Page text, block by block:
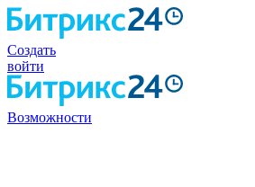
Создать
войти
Возможности